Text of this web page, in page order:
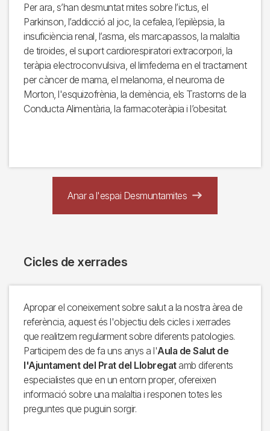
Per ara, s’han desmuntat mites sobre l’ictus, el
Parkinson, l’addicció al joc, la cefalea, l’epilèpsia, la
insuficiència renal, l’asma, els marcapassos, la malaltia
de tiroides, el suport cardiorespiratori extracorpori, la
teràpia electroconvulsiva, el limfedema en el tractament
per càncer de mama, el melanoma, el neuroma de
Morton, l'esquizofrènia, la demència, els Trastorns de la
Conducta Alimentària, la farmacoteràpia i l’obesitat.
Anar a l'espai Desmuntamites
Cicles de xerrades
Apropar el coneixement sobre salut a la nostra àrea de
referència, aquest és l'objectiu dels cicles i xerrades
que realitzem regularment sobre diferents patologies.
Participem des de fa uns anys a l'Aula de Salut de
l'Ajuntament del Prat del Llobregatamb diferents
especialistes que en un entorn proper, ofereixen
informació sobre una malaltia i responen totes les
preguntes que puguin sorgir.